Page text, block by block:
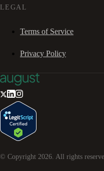
LEGAL
Terms of Service
Privacy Policy
© Copyright 2026 . All rights